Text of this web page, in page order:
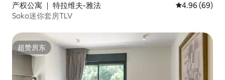
产权公寓 ｜ 特拉维夫-雅法 平均评分 4.96
4.96 (69)
Soko迷你套房TLV
超赞房东
超赞房东